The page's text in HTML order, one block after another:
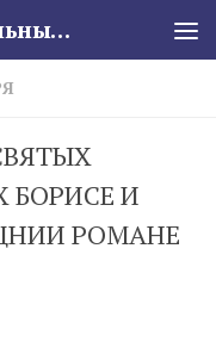
Свято-Троицкий кафедральный собор
БОРИСЕ И
РОМАНЕ